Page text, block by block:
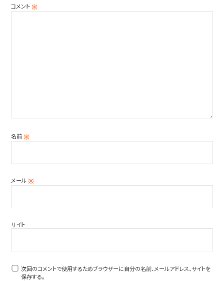
コメント※
名前※
メール※
サイト
次回のコメントで使用するためブラウザーに自分の名前、メールアドレス、サイトを
保存する。